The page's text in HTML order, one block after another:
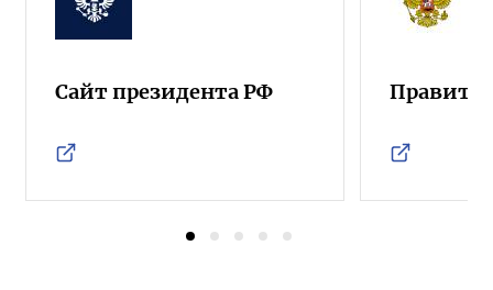
Сайт президента РФ